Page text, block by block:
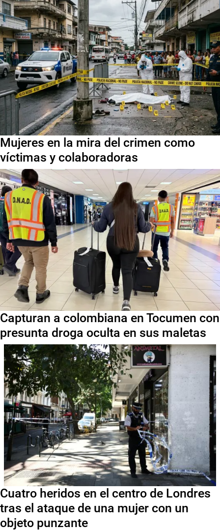
Mujeres en la mira del crimen como
víctimas y colaboradoras
Capturan a colombiana en Tocumen con
presunta droga oculta en sus maletas
Cuatro heridos en el centro de Londres
tras el ataque de una mujer con un
objeto punzante